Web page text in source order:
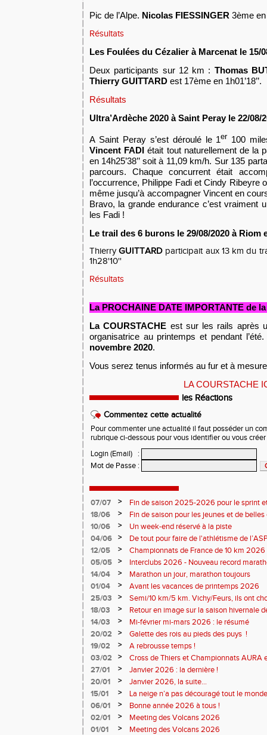
Pic de l’Alpe. Nicolas FIESSINGER 3ème en
Résultats
Les Foulées du Cézalier à Marcenat le 15/
Deux participants sur 12 km : Thomas
Thierry GUITTARD est 17ème en 1h01’18’’.
Résultats
Ultra’Ardèche 2020 à Saint Peray le 22/08/
A Saint Peray s’est déroulé le 1er 100
Vincent FADI était tout naturellement de la
en 14h25’38’’ soit à 11,09 km/h. Sur 135
parcours. Chaque concurrent était
l’occurrence, Philippe Fadi et Cindy Ribeyre
même jusqu’à accompagner Vincent en
Bravo, la grande endurance c’est vraiment
les Fadi !
Le trail des 6 burons le 29/08/2020 à Riom
ThierryGUITTARD participait aux 13 km du
1h28'10''
Résultats
La PROCHAINE DATE IMPORTANTE de
La COURSTACHE est sur les rails après
organisatrice au printemps et pendant
novembre 2020.
Vous serez tenus informés au fur et à
LA COURSTACHE
les Réactions
Commentez cette actualité
Pour commenter une actualité il faut posséder un
rubrique ci-dessous pour vous identifier ou vous
Login (Email)
:
Mot de Passe :
07/07 >
Fin de saison 2025-2026 pour le sprint
18/06
>
Fin de saison pour les jeunes et de
10/06
>
Un week-end réservé à la piste
04/06
>
De tout pour faire de l'athlétisme de
monde souriant
12/05 >
Championnats de France de 10 km
Soirées piste
05/05 >
Interclubs 2026 - Nouveau record
résultats
14/04 >
Marathon un jour, marathon toujours
01/04
>
Avant les vacances de printemps 2026
25/03
>
Semi/10 km/5 km. Vichy/Feurs, ils ont
18/03
>
Retour en image sur la saison hivernale
14/03
>
Mi-février mi-mars 2026 : le résumé
20/02
>
Galette des rois au pieds des puys !
19/02
>
A rebrousse temps !
03/02
>
Cross de Thiers et Championnats AURA
27/01
>
Janvier 2026 : la dernière !
20/01
>
Janvier 2026, la suite...
15/01
>
La neige n’a pas découragé tout le
06/01
>
Bonne année 2026 à tous !
02/01
>
Meeting des Volcans 2026
01/01
> Meeting des Volcans 2026